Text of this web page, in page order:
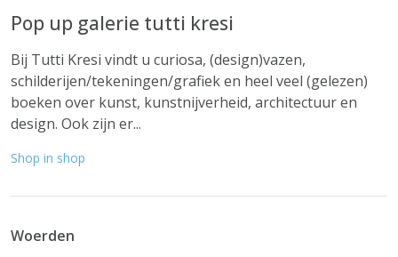
Pop up galerie tutti kresi
Bij Tutti Kresi vindt u curiosa, (design)vazen,
schilderijen/tekeningen/grafiek en heel veel (gelezen)
boeken over kunst, kunstnijverheid, architectuur en
design. Ook zijn er...
Shop in shop
Woerden